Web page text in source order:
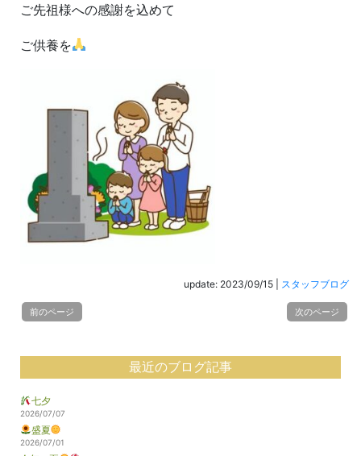
ご先祖様への感謝を込めて
ご供養を
update: 2023/09/15 スタッフブログ
前のページ 次のページ
最近のブログ記事
七夕
2026/07/07
盛夏
2026/07/01